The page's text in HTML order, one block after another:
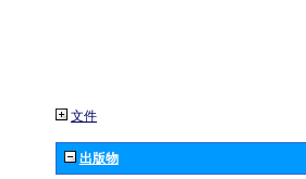
文件
出版物